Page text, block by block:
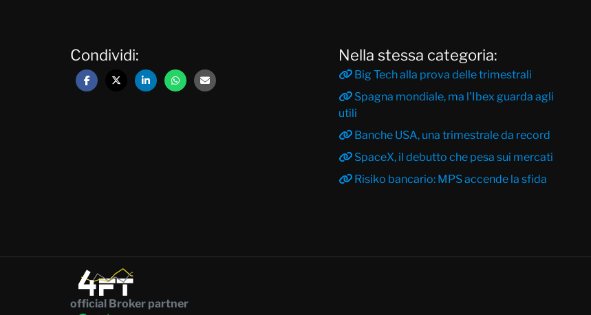
Condividi: Nella stessa categoria:
Big Tech alla prova delle trimestrali
Spagna mondiale, ma l’Ibex guarda agli
utili
Banche USA, una trimestrale da record
SpaceX, il debutto che pesa sui mercati
Risiko bancario: MPS accende la sfida
official Broker partner